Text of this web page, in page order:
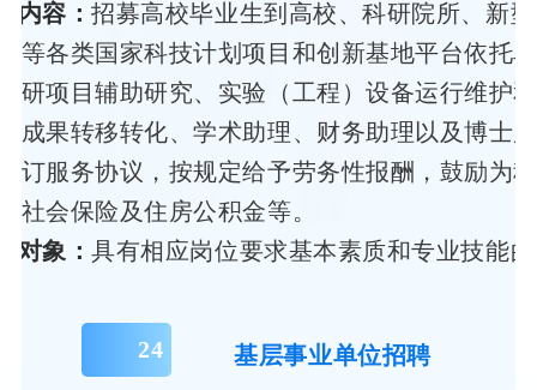
内容：招募高校毕业生到高校、科研院所、新
等各类国家科技计划项目和创新基地平台依托
研项目辅助研究、实验（工程）设备运行维护
成果转移转化、学术助理、财务助理以及博士
订服务协议，按规定给予劳务性报酬，鼓励为
社会保险及住房公积金等。
对象：具有相应岗位要求基本素质和专业技能
24 基层事业单位招聘